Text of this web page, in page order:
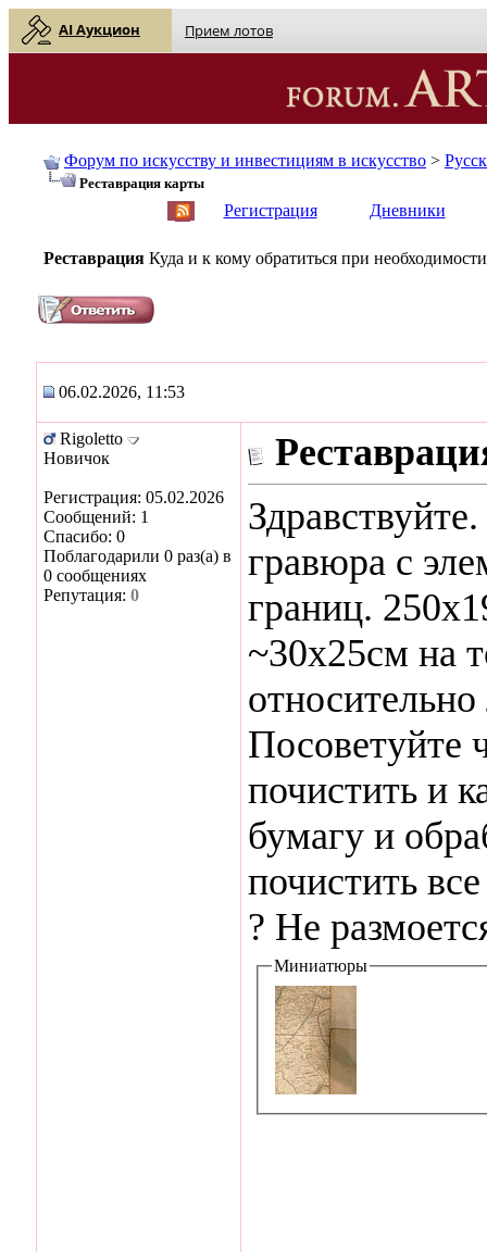
AI Аукцион Прием лотов
Форум по искусству и инвестициям в искусство >
Реставрация карты
Регистрация Дневники
Реставрация Куда и к кому обратиться при
06.02.2026, 11:53
Rigoletto
Новичок
Регистрация: 05.02.2026
Сообщений: 1
Спасибо: 0
Поблагодарили 0 раз(а) в
0 сообщениях
Репутация: 0
гравюра с
границ.
~30х25см на
Посоветуйте
почистить и
бумагу и
почистить
? Не
Миниатюры